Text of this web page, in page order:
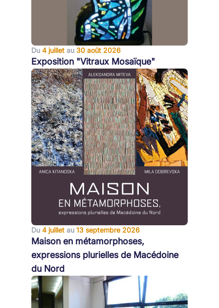
Du 4 juillet au 30 août 2026
Exposition "Vitraux Mosaïque"
Du 4 juillet au 13 septembre 2026
Maison en métamorphoses,
expressions plurielles de Macédoine
du Nord